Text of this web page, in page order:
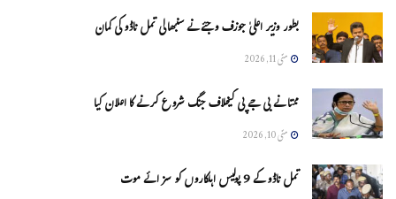
بطور وزیر اعلیٰ جوزف وجئے نے سنبھالی تمل ناڈو کی کمان
مئی 11, 2026
ممتا نے بی جے پی کیخلاف جنگ شروع کرنے کا اعلان کیا
مئی 10, 2026
تمل ناڈو کے 9 پولیس اہلکاروں کو سزائے موت